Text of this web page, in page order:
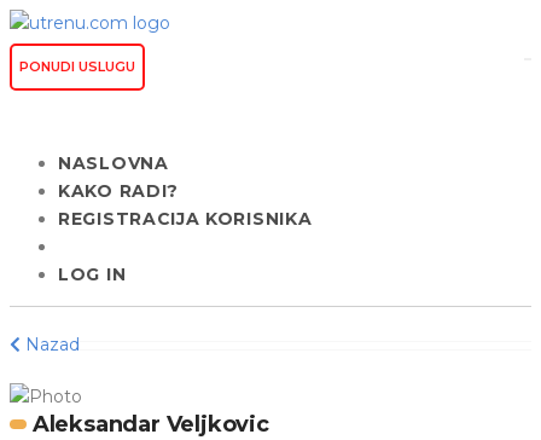
PONUDI USLUGU
NASLOVNA
KAKO RADI?
REGISTRACIJA KORISNIKA
LOG IN
Nazad
Aleksandar Veljkovic